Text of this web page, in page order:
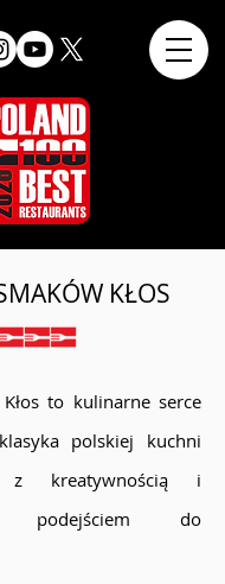
KŁOS
to kulinarne serce
polskiej kuchni
kreatywnością i
podejściem do